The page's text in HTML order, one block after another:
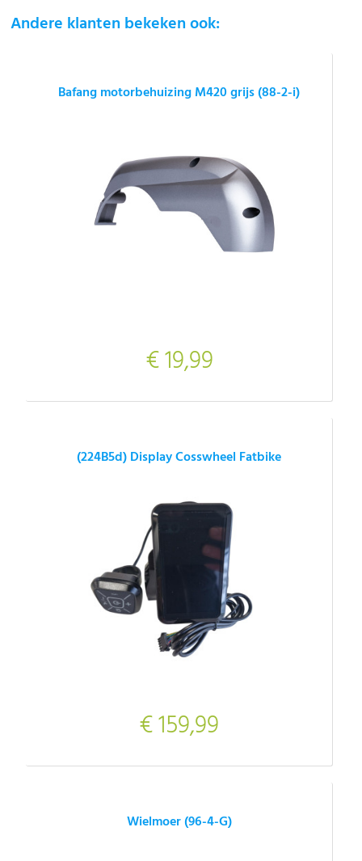
Andere klanten bekeken ook:
Bafang motorbehuizing M420 grijs (88-2-i)
€ 19,99
(224B5d) Display Cosswheel Fatbike
€ 159,99
Wielmoer (96-4-G)